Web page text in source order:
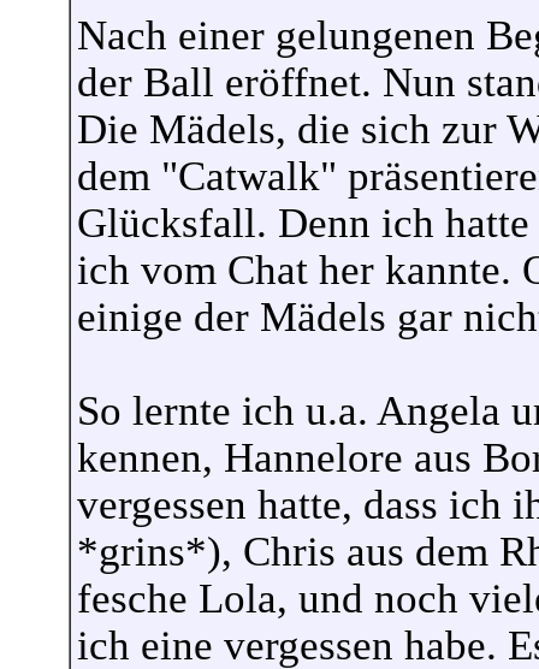
Nach einer gelungenen
der Ball eröffnet. Nun
Die Mädels, die sich zur
dem "Catwalk"
Glücksfall. Denn ich
ich vom Chat her kannte.
einige der Mädels gar
So lernte ich u.a. Angela
kennen, Hannelore aus
vergessen hatte, dass ich
*grins*), Chris aus dem
fesche Lola, und noch
ich eine vergessen habe.